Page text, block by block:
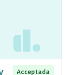
Acceptada